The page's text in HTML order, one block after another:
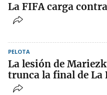
La FIFA carga
PELOTA
La lesión de
trunca la final de La